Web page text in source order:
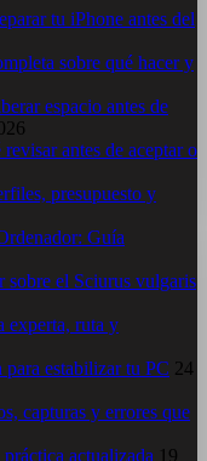
tu iPhone antes del
sobre qué hacer y
espacio antes de
antes de aceptar o
presupuesto y
Guía
sobre el Sciurus vulgaris
experta, ruta y
estabilizar tu PC 24
capturas y errores que
actualizada 19